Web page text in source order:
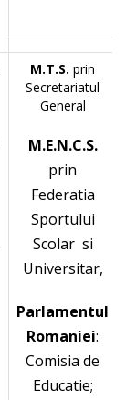
M.T.S. prin
Secretariatul
General
M.E.N.C.S.
prin
Federatia
Sportului
Scolar si
Universitar,
Parlamentul
Romaniei:
Comisia de
Educatie;